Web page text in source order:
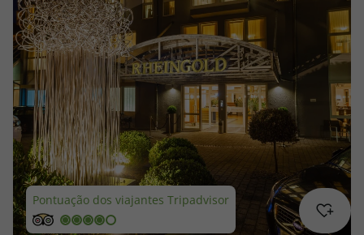
Cruzeiros
Promoções
Especialistas
Cheque Viagem
Rede de Lojas
Blog TopViagens
Pontuação dos viajantes Tripadvisor